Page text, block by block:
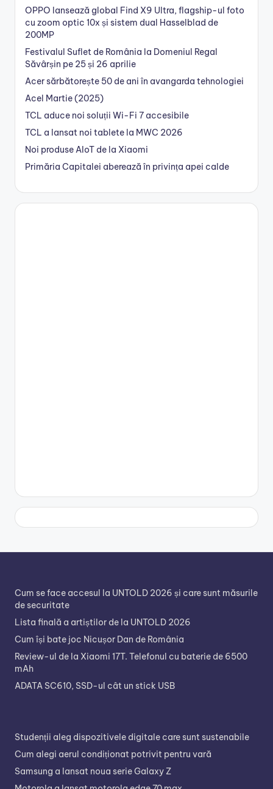
OPPO lansează global Find X9 Ultra, flagship-ul foto
cu zoom optic 10x și sistem dual Hasselblad de
200MP
Festivalul Suflet de România la Domeniul Regal
Săvârșin pe 25 și 26 aprilie
Acer sărbătorește 50 de ani în avangarda tehnologiei
Acel Martie (2025)
TCL aduce noi soluții Wi-Fi 7 accesibile
TCL a lansat noi tablete la MWC 2026
Noi produse AIoT de la Xiaomi
Primăria Capitalei aberează în privința apei calde
Cum se face accesul la UNTOLD 2026 și care sunt măsurile
de securitate
Lista finală a artiștilor de la UNTOLD 2026
Cum își bate joc Nicușor Dan de România
Review-ul de la Xiaomi 17T. Telefonul cu baterie de 6500
mAh
ADATA SC610, SSD-ul cât un stick USB
Studenții aleg dispozitivele digitale care sunt sustenabile
Cum alegi aerul condiționat potrivit pentru vară
Samsung a lansat noua serie Galaxy Z